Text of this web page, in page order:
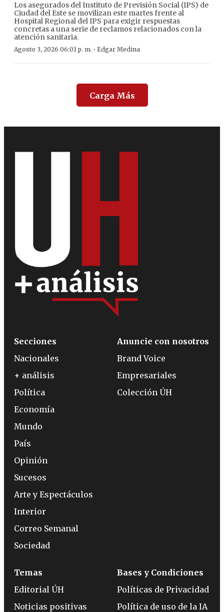
Los asegurados del Instituto de Previsión Social (IPS) de
Ciudad del Este se movilizan este martes frente al
Hospital Regional del IPS para exigir respuestas
concretas a una serie de reclamos relacionados con la
atención sanitaria.
Agosto 3, 2026 06:01 p. m. · Edgar Medina
Carga Más
Secciones
Nacionales
+ análisis
Política
Economía
Mundo
País
Opinión
Sucesos
Arte y Espectáculos
Interior
Correo Semanal
Sociedad
Anuncie con nosotros
Brand Voice
Empresariales
Colección ÚH
Temas
Editorial ÚH
Noticias positivas
Bases y Condiciones
Políticas de Privacidad
Política de uso de la IA